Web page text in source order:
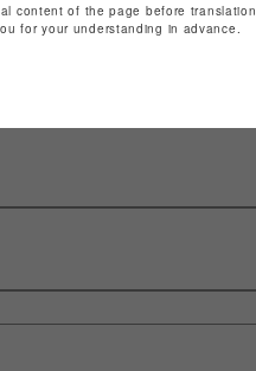
content of the page before translation.
for your understanding in advance.